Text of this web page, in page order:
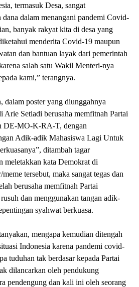
termasuk Desa, sangat
dalam menangani pandemi Covid-
banyak rakyat kita di desa yang
menderita Covid-19 maupun
dan bantuan layak dari pemerintah
salah satu Wakil Menteri-nya
kami,” terangnya.
dalam poster yang diunggahnya
Arie Setiadi berusaha memfitnah Partai
DE-MO-K-RA-T, dengan
Adik-adik Mahasiswa Lagi Untuk
ditambah tagar
meletakkan kata Demokrat di
tersebut, maka sangat tegas dan
berusaha memfitnah Partai
dan menggunakan tangan adik-
syahwat berkuasa.
mengapa kemudian ditengah
Indonesia karena pandemi covid-
tuduhan tak berdasar kepada Partai
dilancarkan oleh pendukung
pendengung dan kali ini oleh seorang